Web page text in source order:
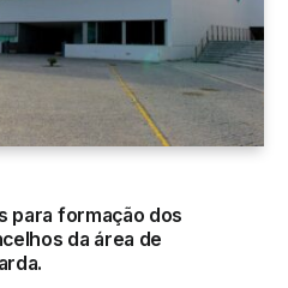
para formação dos
da área de